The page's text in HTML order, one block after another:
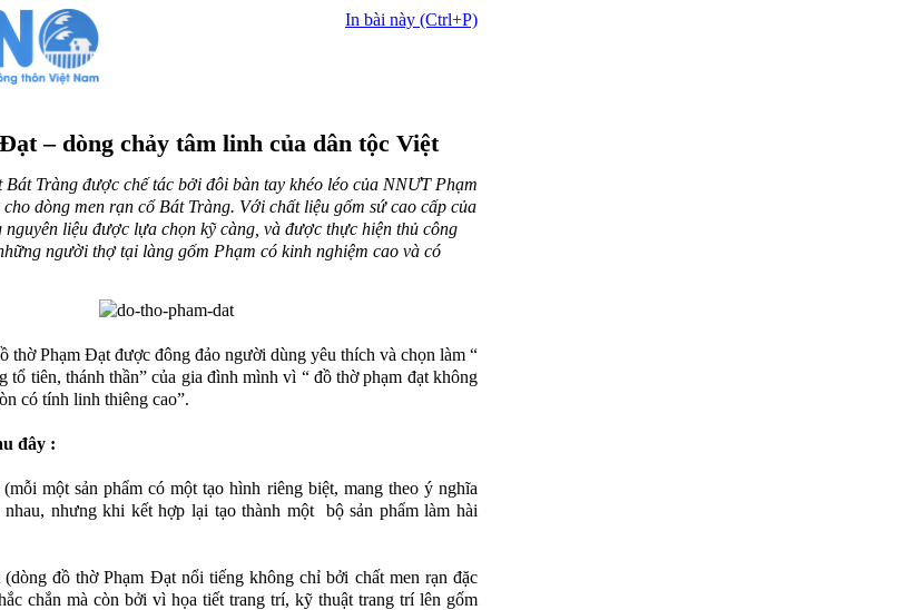
In bài này (Ctrl+P)
– dòng chảy tâm linh của dân tộc Việt
Tràng được chế tác bởi đôi bàn tay khéo léo của NNƯT Phạm
dòng men rạn cổ Bát Tràng. Với chất liệu gốm sứ cao cấp của
nguyên liệu được lựa chọn kỹ càng, và được thực hiện thủ công
người thợ tại làng gốm Phạm có kinh nghiệm cao và có
thờ Phạm Đạt được đông đảo người dùng yêu thích và chọn làm “
tổ tiên, thánh thần” của gia đình mình vì “ đồ thờ phạm đạt không
có tính linh thiêng cao”.
đây :
một sản phẩm có một tạo hình riêng biệt, mang theo ý nghĩa
nhau, nhưng khi kết hợp lại tạo thành một bộ sản phẩm làm hài
đồ thờ Phạm Đạt nổi tiếng không chỉ bởi chất men rạn đặc
chắn mà còn bởi vì họa tiết trang trí, kỹ thuật trang trí lên gốm